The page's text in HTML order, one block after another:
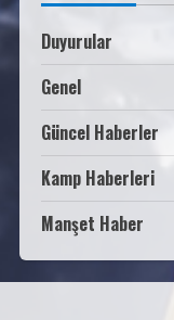
2
Duyurular
Genel
Güncel Haberler
Kamp Haberleri
Manşet Haber